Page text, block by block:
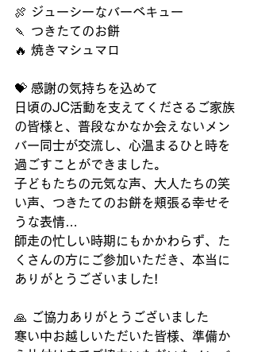
🍖 ジューシーなバーベキュー
🍡 つきたてのお餅
🔥 焼きマシュマロ
💝 感謝の気持ちを込めて
日頃のJC活動を支えてくださるご家族
の皆様と、普段なかなか会えないメン
バー同士が交流し、心温まるひと時を
過ごすことができました。
子どもたちの元気な声、大人たちの笑
い声、つきたてのお餅を頬張る幸せそ
うな表情…
師走の忙しい時期にもかかわらず、た
くさんの方にご参加いただき、本当に
ありがとうございました!
🙏 ご協力ありがとうございました
寒い中お越しいただいた皆様、準備か